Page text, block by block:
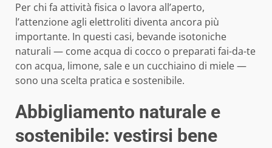
Per chi fa attività fisica o lavora all’aperto,
l’attenzione agli elettroliti diventa ancora più
importante. In questi casi, bevande isotoniche
naturali — come acqua di cocco o preparati fai-da-te
con acqua, limone, sale e un cucchiaino di miele —
sono una scelta pratica e sostenibile.
Abbigliamento naturale e
sostenibile: vestirsi bene